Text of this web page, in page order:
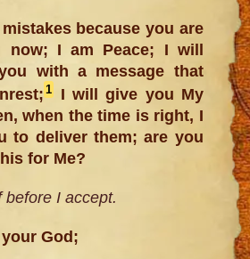
because you are
now; I am Peace; I will
with a message that
1I will give you My
when the time is right, I
to deliver them; are you
for Me?
before I accept.
God;